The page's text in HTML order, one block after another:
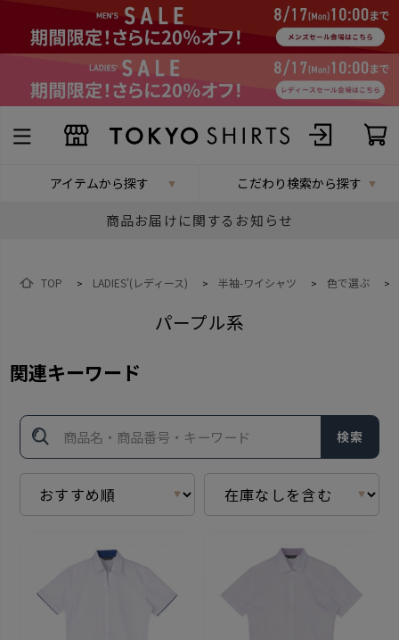
アイテムから探す こだわり検索から探す
商品お届けに関するお知らせ
TOP > LADIES'(レディース) > 半袖-ワイシャツ > 色で選ぶ >
パープル系
関連キーワード
検索